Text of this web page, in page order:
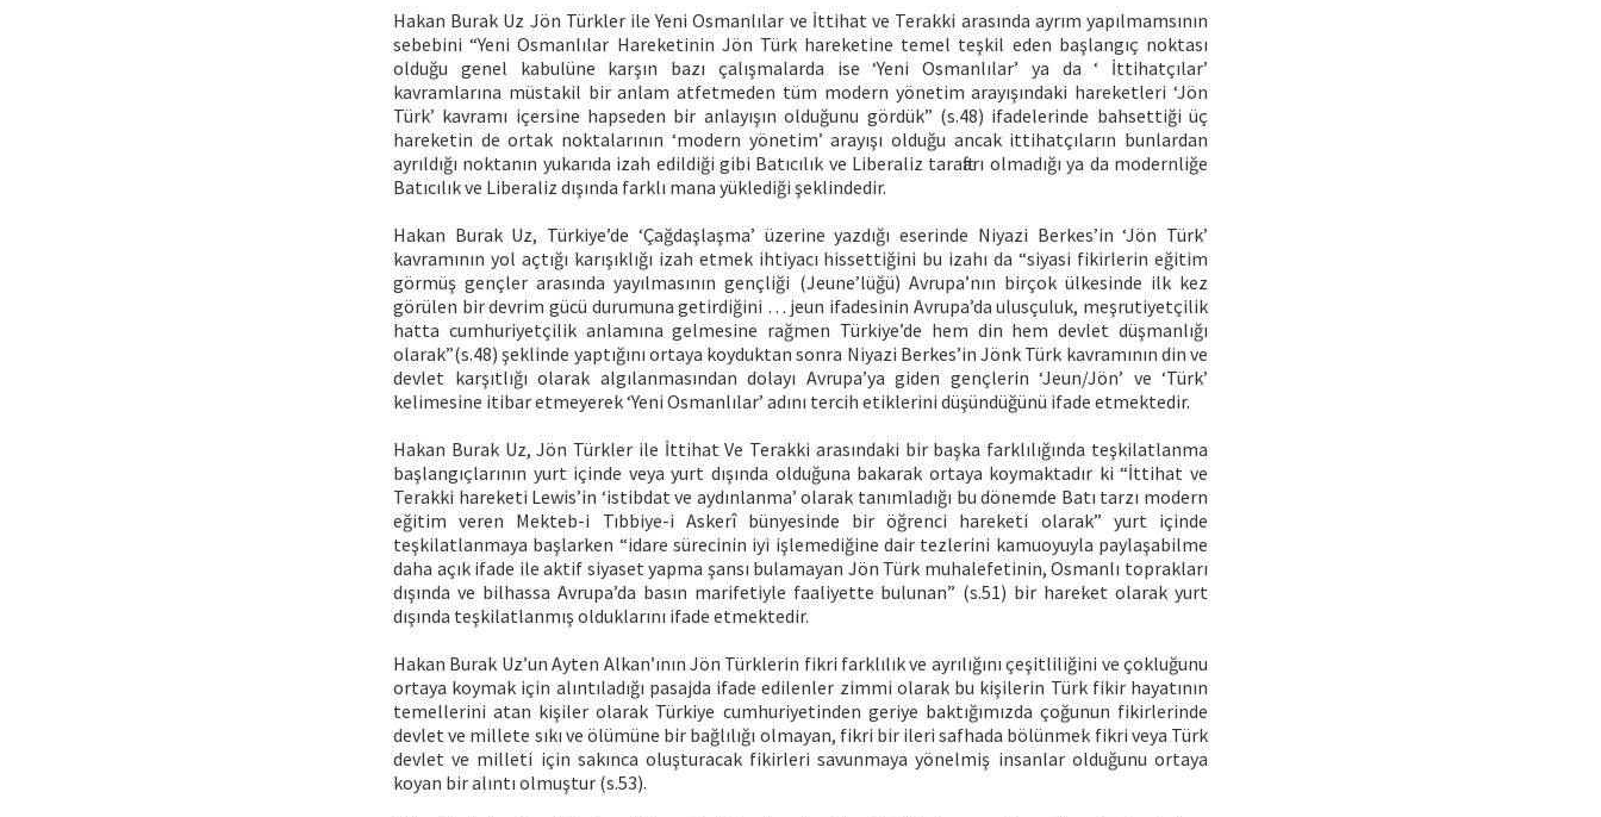
Hakan Burak Uz Jön Türkler ile Yeni Osmanlılar ve İttihat ve Terakki arasında ayrım yapılmamsının
sebebini “Yeni Osmanlılar Hareketinin Jön Türk hareketine temel teşkil eden başlangıç noktası
olduğu genel kabulüne karşın bazı çalışmalarda ise ‘Yeni Osmanlılar’ ya da ‘ İttihatçılar’
kavramlarına müstakil bir anlam atfetmeden tüm modern yönetim arayışındaki hareketleri ‘Jön
Türk’ kavramı içersine hapseden bir anlayışın olduğunu gördük” (s.48) ifadelerinde bahsettiği üç
hareketin de ortak noktalarının ‘modern yönetim’ arayışı olduğu ancak ittihatçıların bunlardan
ayrıldığı noktanın yukarıda izah edildiği gibi Batıcılık ve Liberaliz taraftarı olmadığı ya da modernliğe
Batıcılık ve Liberaliz dışında farklı mana yüklediği şeklindedir.
Hakan Burak Uz, Türkiye’de ‘Çağdaşlaşma’ üzerine yazdığı eserinde Niyazi Berkes’in ‘Jön Türk’
kavramının yol açtığı karışıklığı izah etmek ihtiyacı hissettiğini bu izahı da “siyasi fikirlerin eğitim
görmüş gençler arasında yayılmasının gençliği (Jeune’lüğü) Avrupa’nın birçok ülkesinde ilk kez
görülen bir devrim gücü durumuna getirdiğini … jeun ifadesinin Avrupa’da ulusçuluk, meşrutiyetçilik
hatta cumhuriyetçilik anlamına gelmesine rağmen Türkiye’de hem din hem devlet düşmanlığı
olarak”(s.48) şeklinde yaptığını ortaya koyduktan sonra Niyazi Berkes’in Jönk Türk kavramının din ve
devlet karşıtlığı olarak algılanmasından dolayı Avrupa’ya giden gençlerin ‘Jeun/Jön’ ve ‘Türk’
kelimesine itibar etmeyerek ‘Yeni Osmanlılar’ adını tercih etiklerini düşündüğünü ifade etmektedir.
Hakan Burak Uz, Jön Türkler ile İttihat Ve Terakki arasındaki bir başka farklılığında teşkilatlanma
başlangıçlarının yurt içinde veya yurt dışında olduğuna bakarak ortaya koymaktadır ki “İttihat ve
Terakki hareketi Lewis’in ‘istibdat ve aydınlanma’ olarak tanımladığı bu dönemde Batı tarzı modern
eğitim veren Mekteb-i Tıbbiye-i Askerî bünyesinde bir öğrenci hareketi olarak” yurt içinde
teşkilatlanmaya başlarken “idare sürecinin iyi işlemediğine dair tezlerini kamuoyuyla paylaşabilme
daha açık ifade ile aktif siyaset yapma şansı bulamayan Jön Türk muhalefetinin, Osmanlı toprakları
dışında ve bilhassa Avrupa’da basın marifetiyle faaliyette bulunan” (s.51) bir hareket olarak yurt
dışında teşkilatlanmış olduklarını ifade etmektedir.
Hakan Burak Uz’un Ayten Alkan’ının Jön Türklerin fikri farklılık ve ayrılığını çeşitliliğini ve çokluğunu
ortaya koymak için alıntıladığı pasajda ifade edilenler zimmi olarak bu kişilerin Türk fikir hayatının
temellerini atan kişiler olarak Türkiye cumhuriyetinden geriye baktığımızda çoğunun fikirlerinde
devlet ve millete sıkı ve ölümüne bir bağlılığı olmayan, fikri bir ileri safhada bölünmek fikri veya Türk
devlet ve milleti için sakınca oluşturacak fikirleri savunmaya yönelmiş insanlar olduğunu ortaya
koyan bir alıntı olmuştur (s.53).